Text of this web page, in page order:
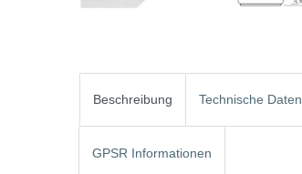
Beschreibung Technische Daten
GPSR Informationen